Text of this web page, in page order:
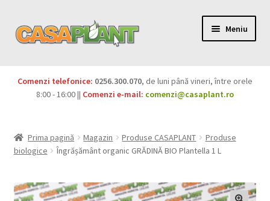
Meniu
Pesticide
copil
Produse BIO
Comenzi telefonice: 0256.300.070, de luni până vineri, între orele
8:00 - 16:00 || Comenzi e-mail: comenzi@casaplant.ro
Prima pagină Magazin Produse CASAPLANT
Produse
biologice
Îngrășământ organic GRĂDINĂ BIO Plantella 1 L